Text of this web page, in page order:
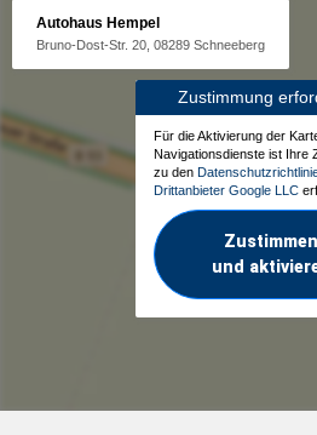
Autohaus Hempel
Bruno-Dost-Str. 20, 08289 Schneeberg
Zustimmung
Für die Aktivierung der
Navigationsdienste ist Ihre
zu den
Drittanbieter Google LLC
Zustimmen
und